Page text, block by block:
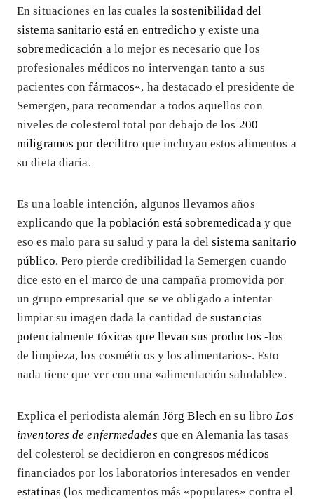
En situaciones en las cuales lasostenibilidad del
sistema sanitario está en entredicho y existe una
sobremedicación a lo mejor es necesario que los
profesionales médicos no intervengan tanto a sus
pacientes confármacos«, ha destacado el presidente de
Semergen, para recomendar a todos aquellos con
niveles de colesterol total por debajo de los 200
miligramos por decilitro que incluyan estos alimentos a
su dieta diaria.
Es una loable intención, algunos llevamos años
explicando que la población está sobremedicada y que
eso es malo para su salud y para la del sistema sanitario
público. Pero pierde credibilidad la Semergen cuando
dice esto en el marco de una campaña promovida por
un grupo empresarial que se ve obligado a intentar
limpiar su imagen dada la cantidad de sustancias
potencialmente tóxicas que llevan sus productos -los
de limpieza, los cosméticos y los alimentarios-. Esto
nada tiene que ver con una «alimentación saludable».
Explica el periodista alemán Jörg Blech en su libro Los
inventores de enfermedades que en Alemania las tasas
del colesterol se decidieron encongresos médicos
financiados por los laboratorios interesados en vender
estatinas (los medicamentos más «populares» contra el